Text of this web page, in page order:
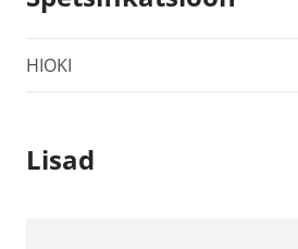
J-
tüüpi
termopaar
kogus
HIOKI
Lisad